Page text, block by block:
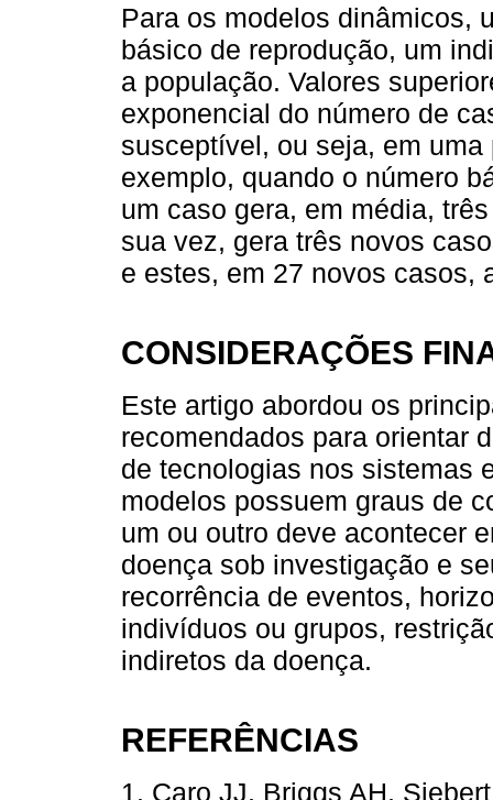
Para os modelos dinâmicos,
básico de reprodução, um
a população. Valores
exponencial do número de
susceptível, ou seja, em
exemplo, quando o número
um caso gera, em média,
sua vez, gera três novos
e estes, em 27 novos casos,
CONSIDERAÇÕES
Este artigo abordou os
recomendados para orientar
de tecnologias nos sistemas
modelos possuem graus de
um ou outro deve acontecer
doença sob investigação e
recorrência de eventos,
indivíduos ou grupos,
indiretos da doença.
REFERÊNCIAS
1. Caro JJ, Briggs AH,